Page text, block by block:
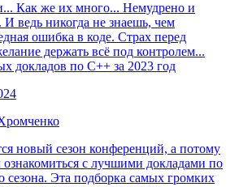
Как же их много... Немудрено и
ведь никогда не знаешь, чем
ошибка в коде. Страх перед
держать всё под контролем...
докладов по С++ за 2023 год
новый сезон конференций, а потому
ознакомиться с лучшими докладами по
сезона. Эта подборка самых громких